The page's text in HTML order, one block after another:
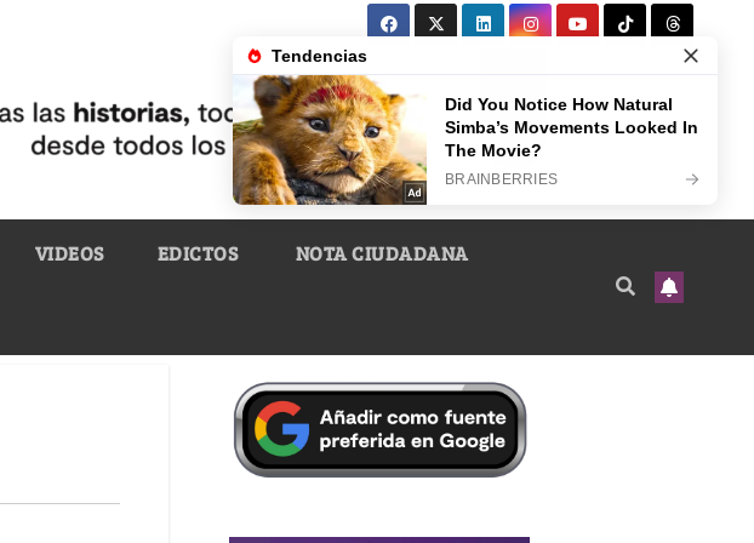
VIDEOS EDICTOS NOTA CIUDADANA